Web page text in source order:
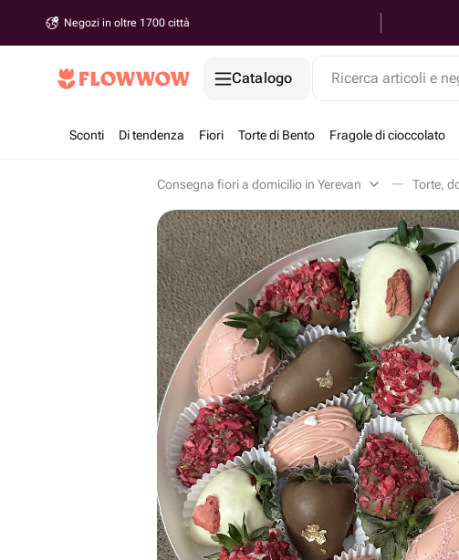
Negozi in oltre 1700 città
Catalogo Ricerca articoli e
Sconti Di tendenza Fiori Torte di Bento Fragole di cioccolato
Consegna fiori a domicilio in Yerevan Torte,